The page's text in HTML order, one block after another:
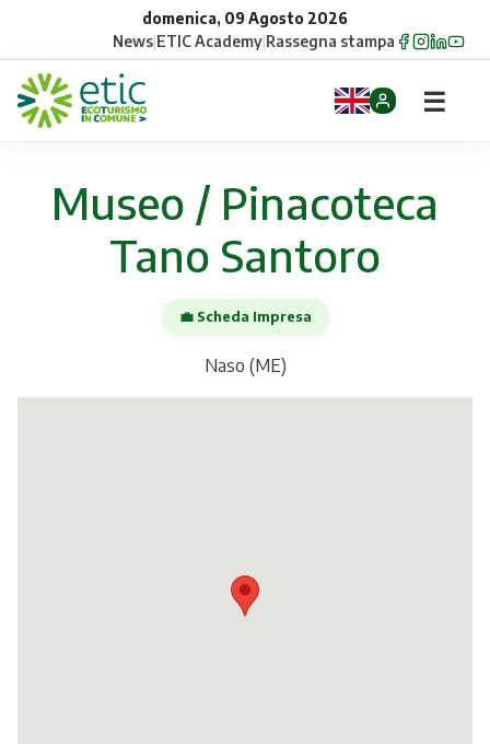
domenica, 09 Agosto 2026
News|ETIC Academy|Rassegna stampa
Opportunità
☰
Museo / Pinacoteca
Tano Santoro
💼 Scheda Impresa
Naso (ME)